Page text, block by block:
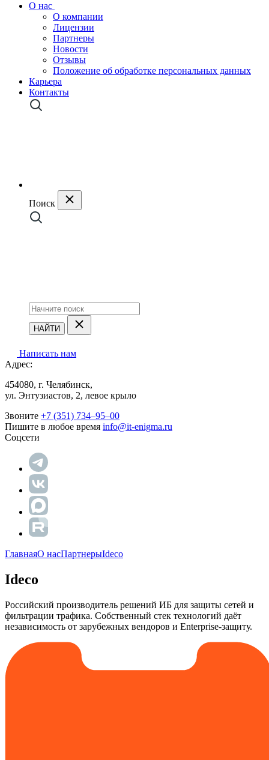
О нас
О компании
Лицензии
Партнеры
Новости
Отзывы
Положение об обработке персональных данных
Карьера
Контакты
Поиск
НАЙТИ
Написать нам
Адрес:
454080, г. Челябинск,
ул. Энтузиастов, 2, левое крыло
Звоните +7 (351) 734‒95‒00
Пишите в любое время info@it-enigma.ru
Соцсети
ГлавнаяО насПартнерыIdeco
Ideco
Российский производитель решений ИБ для защиты сетей и
фильтрации трафика. Собственный стек технологий даёт
независимость от зарубежных вендоров и Enterprise-защиту.